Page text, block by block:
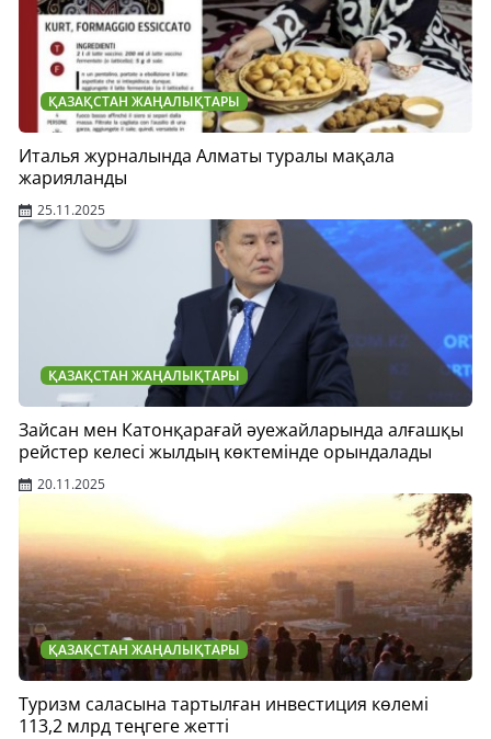
ҚАЗАҚСТАН ЖАҢАЛЫҚТАРЫ
Италья журналында Алматы туралы мақала
жарияланды
25.11.2025
ҚАЗАҚСТАН ЖАҢАЛЫҚТАРЫ
Зайсан мен Катонқарағай әуежайларында алғашқы
рейстер келесі жылдың көктемінде орындалады
20.11.2025
ҚАЗАҚСТАН ЖАҢАЛЫҚТАРЫ
Туризм саласына тартылған инвестиция көлемі
113,2 млрд теңгеге жетті